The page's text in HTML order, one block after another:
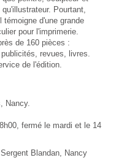
Pourtant,
d'une grande
pour l'imprimerie.
de 160 pièces :
revues, livres.
de l'édition.
Nancy.
fermé le mardi et le 14
Blandan, Nancy